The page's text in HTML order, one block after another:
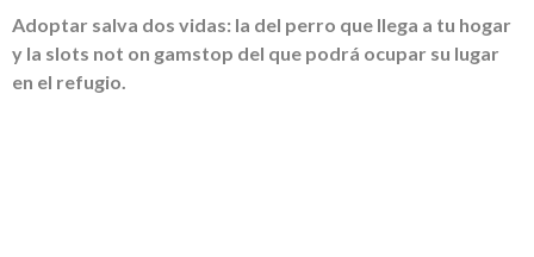
Adoptar salva dos vidas: la del perro que llega a tu hogar
y la slots not on gamstop del que podrá ocupar su lugar
en el refugio.